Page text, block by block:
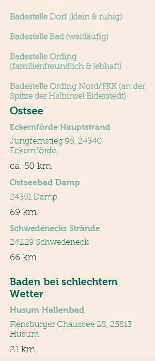
Badestelle Dorf (klein & ruhig)
Badestelle Bad (weitläufig)
Badestelle Ording
(familienfreundlich & lebhaft)
Badestelle Ording Nord/FKK (an der
Spitze der Halbinsel Eiderstedt)
Ostsee
Eckernförde Hauptstrand
Jungfernstieg 95, 24340
Eckernförde
ca. 50 km
Ostseebad Damp
24351 Damp
69 km
Schwedenecks Strände
24229 Schwedeneck
66 km
Baden bei schlechtem
Wetter
Husum Hallenbad
Flensburger Chaussee 28, 25813
Husum
21 km